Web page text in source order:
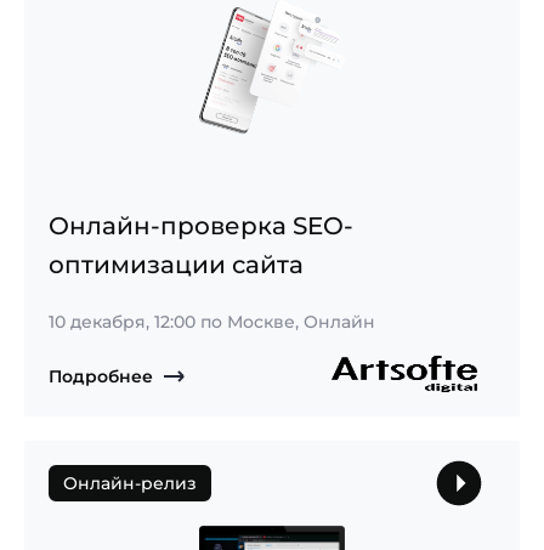
Онлайн-проверка SEO-
оптимизации сайта
10 декабря, 12:00 по Москве, Онлайн
Подробнее
Онлайн-релиз